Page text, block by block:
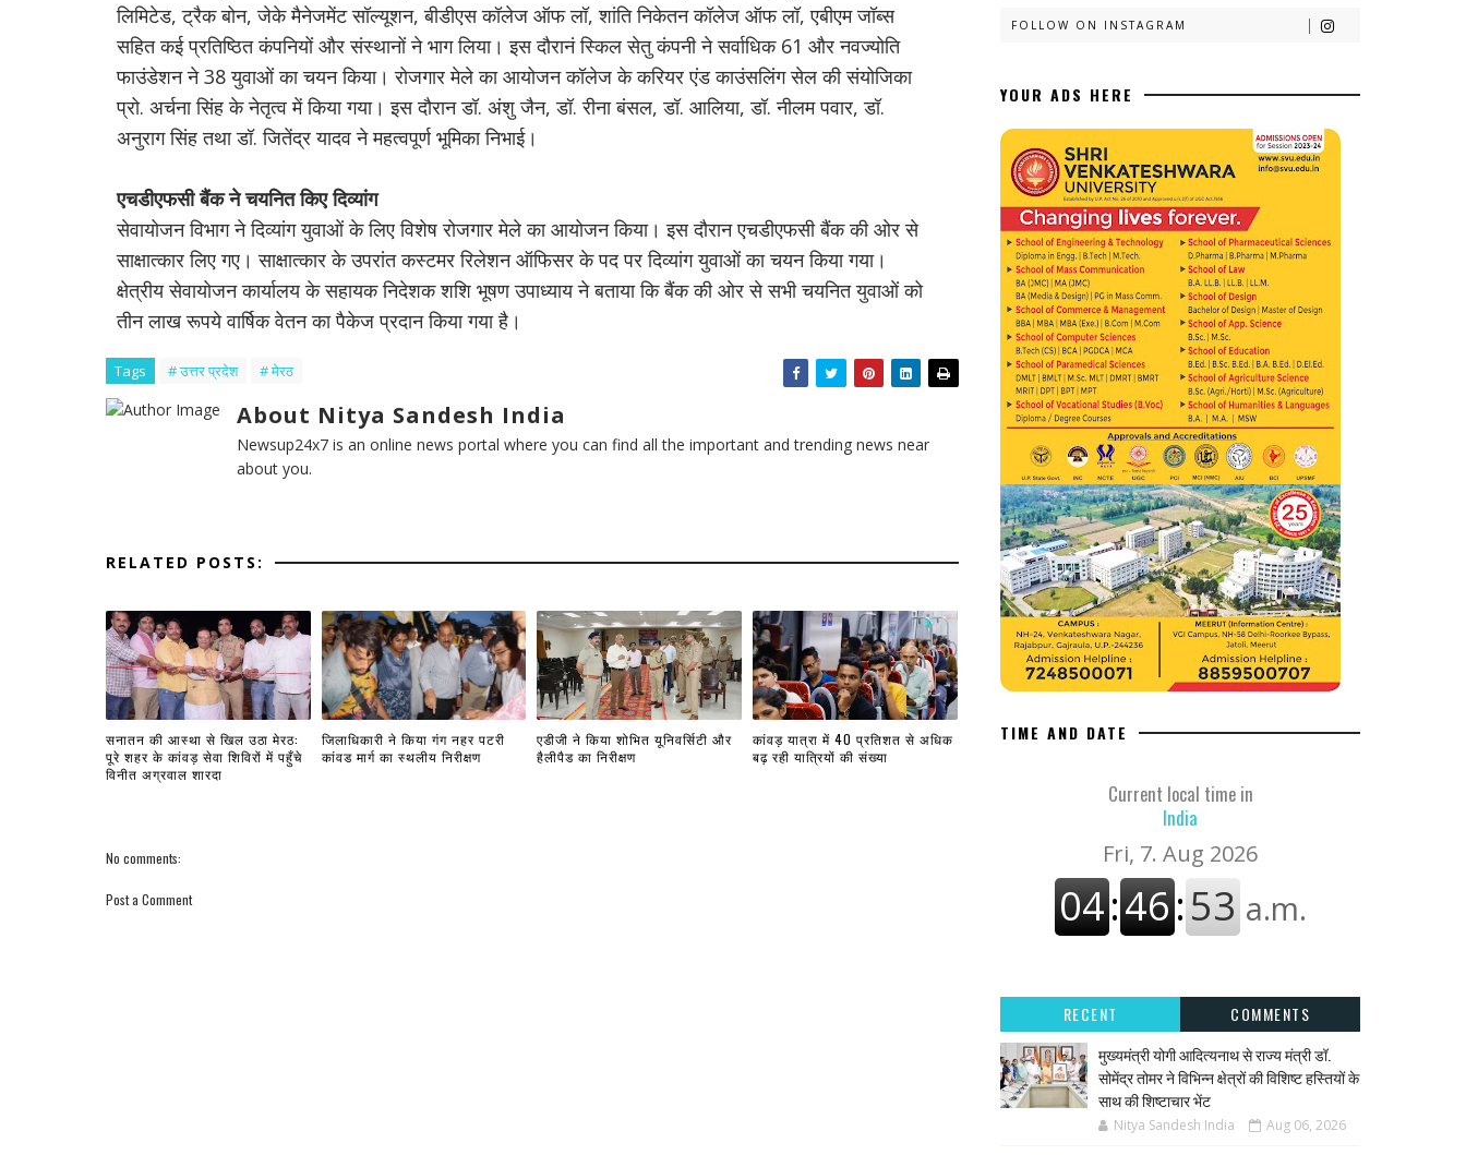
लिमिटेड, ट्रैक बोन, जेके मैनेजमेंट सॉल्यूशन, बीडीएस कॉलेज ऑफ लॉ, शांति निकेतन कॉलेज ऑफ लॉ, एबीएम जॉब्स
सहित कई प्रतिष्ठित कंपनियों और संस्थानों ने भाग लिया। इस दौरानं स्किल सेतु कंपनी ने सर्वाधिक 61 और नवज्योति
फाउंडेशन ने 38 युवाओं का चयन किया। रोजगार मेले का आयोजन कॉलेज के करियर एंड काउंसलिंग सेल की संयोजिका
प्रो. अर्चना सिंह के नेतृत्व में किया गया। इस दौरान डॉ. अंशु जैन, डॉ. रीना बंसल, डॉ. आलिया, डॉ. नीलम पवार, डॉ.
अनुराग सिंह तथा डॉ. जितेंद्र यादव ने महत्वपूर्ण भूमिका निभाई।
एचडीएफसी बैंक ने चयनित किए दिव्यांग
सेवायोजन विभाग ने दिव्यांग युवाओं के लिए विशेष रोजगार मेले का आयोजन किया। इस दौरान एचडीएफसी बैंक की ओर से
साक्षात्कार लिए गए। साक्षात्कार के उपरांत कस्टमर रिलेशन ऑफिसर के पद पर दिव्यांग युवाओं का चयन किया गया।
क्षेत्रीय सेवायोजन कार्यालय के सहायक निदेशक शशि भूषण उपाध्याय ने बताया कि बैंक की ओर से सभी चयनित युवाओं को
तीन लाख रूपये वार्षिक वेतन का पैकेज प्रदान किया गया है।
Tags # उत्तर प्रदेश # मेरठ
About Nitya Sandesh India
Newsup24x7 is an online news portal where you can find all the important and trending news near
about you.
RELATED POSTS:
सनातन की आस्था से खिल उठा मेरठ:
पूरे शहर के कांवड़ सेवा शिविरों में पहुँचे
विनीत अग्रवाल शारदा
जिलाधिकारी ने किया गंग नहर पटरी
कांवड मार्ग का स्थलीय निरीक्षण
एडीजी ने किया शोभित यूनिवर्सिटी और
हैलीपैड का निरीक्षण
कांवड़ यात्रा में 40 प्रतिशत से अधिक
बढ़ रही यात्रियों की संख्या
No comments:
Post a Comment
FOLLOW ON INSTAGRAM
YOUR ADS HERE
TIME AND DATE
Current local time in
India
RECENT
COMMENTS
मुख्यमंत्री योगी आदित्यनाथ से राज्य मंत्री डॉ.
सोमेंद्र तोमर ने विभिन्न क्षेत्रों की विशिष्ट हस्तियों के
साथ की शिष्टाचार भेंट
Nitya Sandesh India Aug 06, 2026